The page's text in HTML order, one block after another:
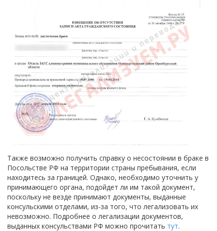
Также возможно получить справку о несостоянии в браке в
Посольстве РФ на территории страны пребывания, если
находитесь за границей. Однако, необходимо уточнить у
принимающего органа, подойдет ли им такой документ,
поскольку не везде принимают документы, выданные
консульскими отделами, из-за того, что легализовать их
невозможно. Подробнее о легализации документов,
выданных консульствами РФ можно прочитать тут.